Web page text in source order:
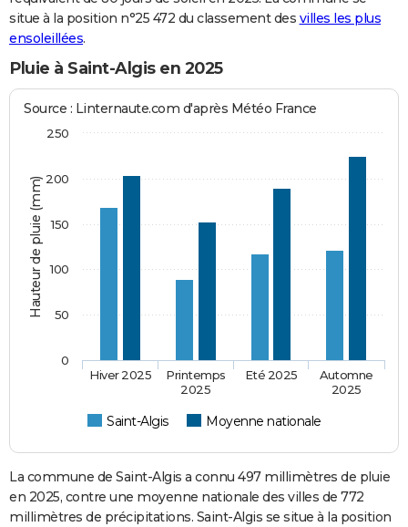
situe à la position n°25 472 du classement des villes les plus
ensoleillées.
Pluie à Saint-Algis en 2025
Hauteur de pluie (mm)
Source : Linternaute.com d'après Météo France
Saint-Algis Moyenne nationale
Hiver 2025
Printemps
2025
Eté 2025
Automne
2025
0
50
100
150
200
250
La commune de Saint-Algis a connu 497 millimètres de pluie
en 2025, contre une moyenne nationale des villes de 772
millimètres de précipitations. Saint-Algis se situe à la position